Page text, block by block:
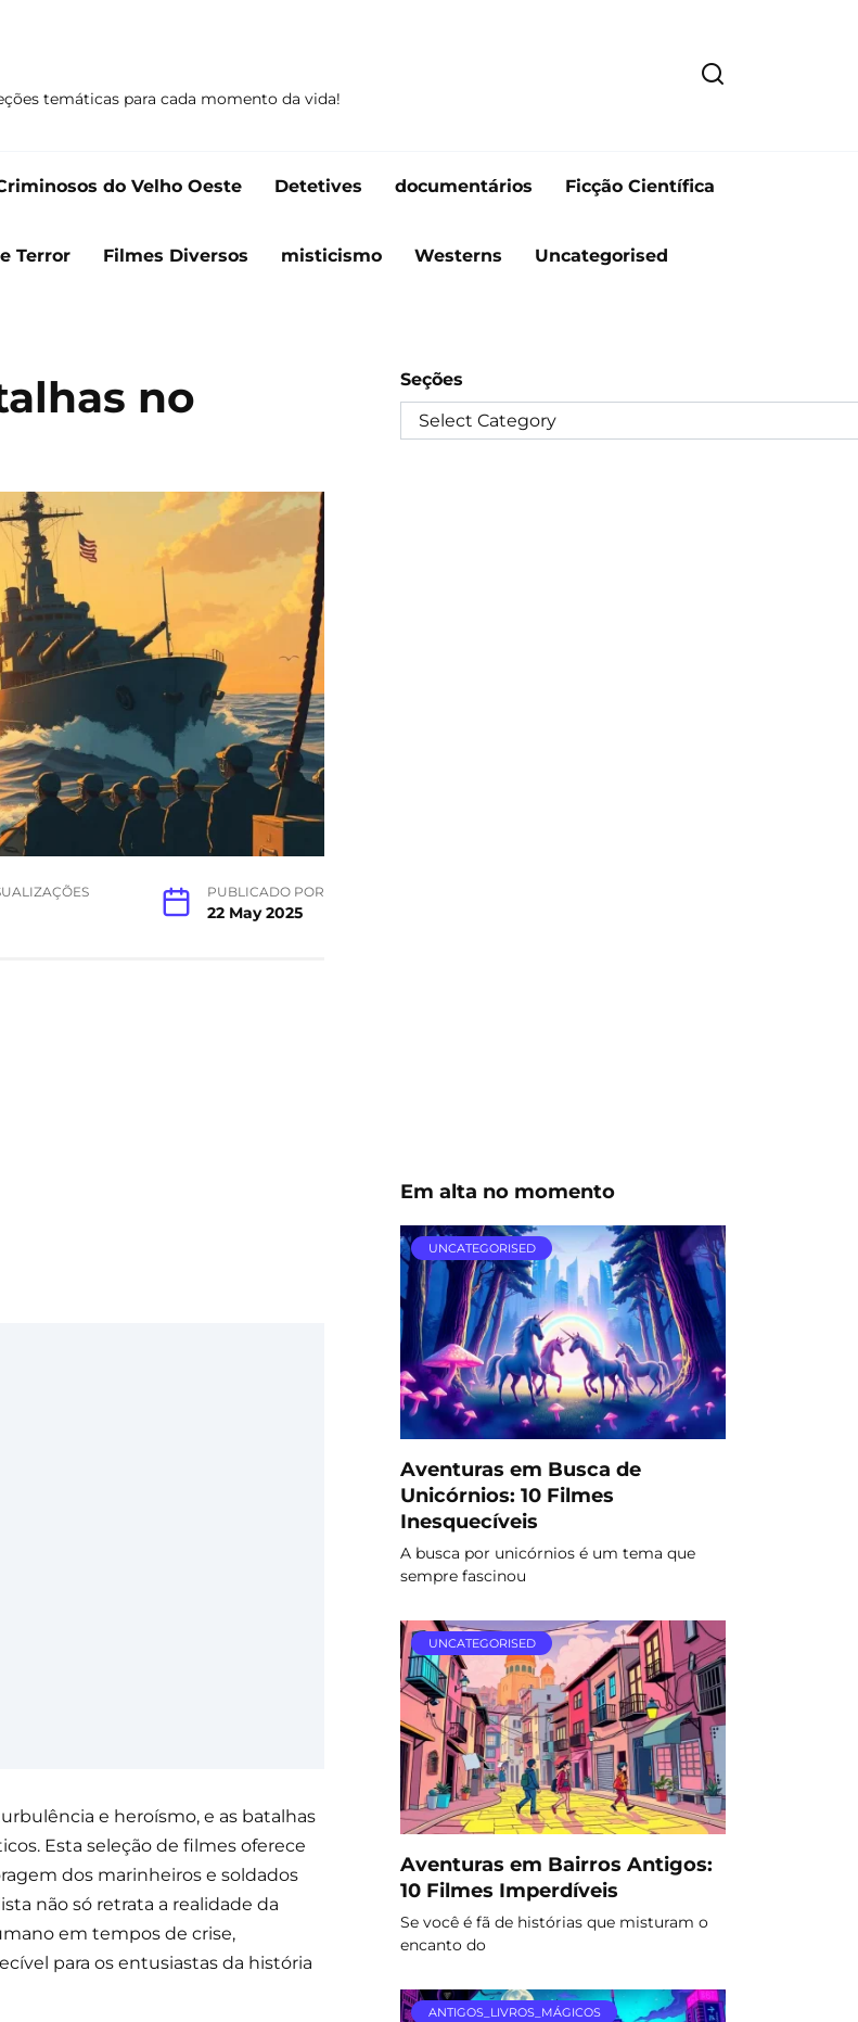
temáticas para cada momento da vida!
do Velho Oeste Detetives documentários Ficção Científica
Terror Filmes Diversos misticismo Westerns Uncategorised
no
PUBLICADO POR
22 May 2025
e heroísmo, e as batalhas
Esta seleção de filmes oferece
dos marinheiros e soldados
não só retrata a realidade da
em tempos de crise,
para os entusiastas da história
Seções
Em alta no momento
UNCATEGORISED
Aventuras em Busca de
Unicórnios: 10 Filmes
Inesquecíveis
A busca por unicórnios é um tema que
sempre fascinou
UNCATEGORISED
Aventuras em Bairros Antigos:
10 Filmes Imperdíveis
Se você é fã de histórias que misturam o
encanto do
ANTIGOS_LIVROS_MÁGICOS